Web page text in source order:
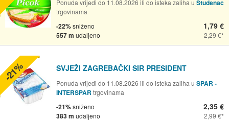
Ponuda vrijedi do 11.08.2026 ili do isteka zaliha u Studenac
trgovinama
-22%sniženo
557 m udaljeno
1,79 €
2,29 €
SVJEŽI ZAGREBAČKI SIR PRESIDENT
Ponuda vrijedi do 11.08.2026 ili do isteka zaliha u SPAR -
INTERSPAR trgovinama
-21%sniženo
383 m udaljeno
2,35 €
2,99 €
-21%